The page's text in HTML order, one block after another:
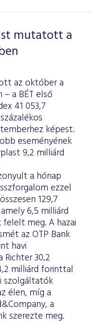
mutatott a
az október a
a BÉT első
41 053,7
képest.
eseményének
9,2 milliárd
a hónap
ezzel
129,7
6,5 milliárd
meg. A hazai
az OTP Bank
havi
30,2
milliárd forinttal
szolgáltatók
élen, míg a
a
szerezte meg.